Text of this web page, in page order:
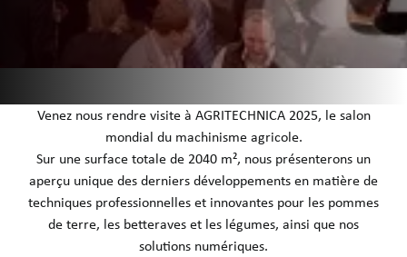
Venez nous rendre visite à AGRITECHNICA 2025, le salon
mondial du machinisme agricole.
Sur une surface totale de 2040 m², nous présenterons un
aperçu unique des derniers développements en matière de
techniques professionnelles et innovantes pour les pommes
de terre, les betteraves et les légumes, ainsi que nos
solutions numériques.